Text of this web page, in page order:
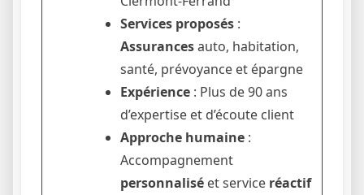
Services proposés :
Assurancesauto, habitation,
santé, prévoyance et épargne
Expérience : Plus de 90 ans
d’expertise et d’écoute client
Approche humaine :
Accompagnement
personnalisé et service réactif